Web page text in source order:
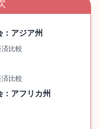
アジア州
比較
比較
アフリカ州